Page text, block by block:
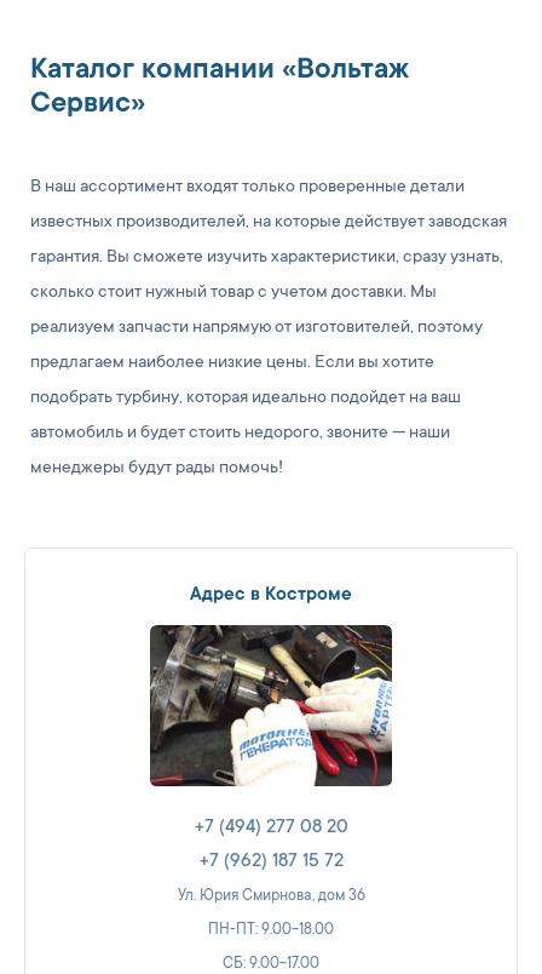
Каталог компании «Вольтаж
Сервис»
В наш ассортимент входят только проверенные детали
известных производителей, на которые действует заводская
гарантия. Вы сможете изучить характеристики, сразу узнать,
сколько стоит нужный товар с учетом доставки. Мы
реализуем запчасти напрямую от изготовителей, поэтому
предлагаем наиболее низкие цены. Если вы хотите
подобрать турбину, которая идеально подойдет на ваш
автомобиль и будет стоить недорого, звоните — наши
менеджеры будут рады помочь!
Адрес в Костроме
+7 (494) 277 08 20
+7 (962) 187 15 72
Ул. Юрия Смирнова, дом 36
ПН-ПТ: 9.00-18.00
СБ: 9.00-17.00